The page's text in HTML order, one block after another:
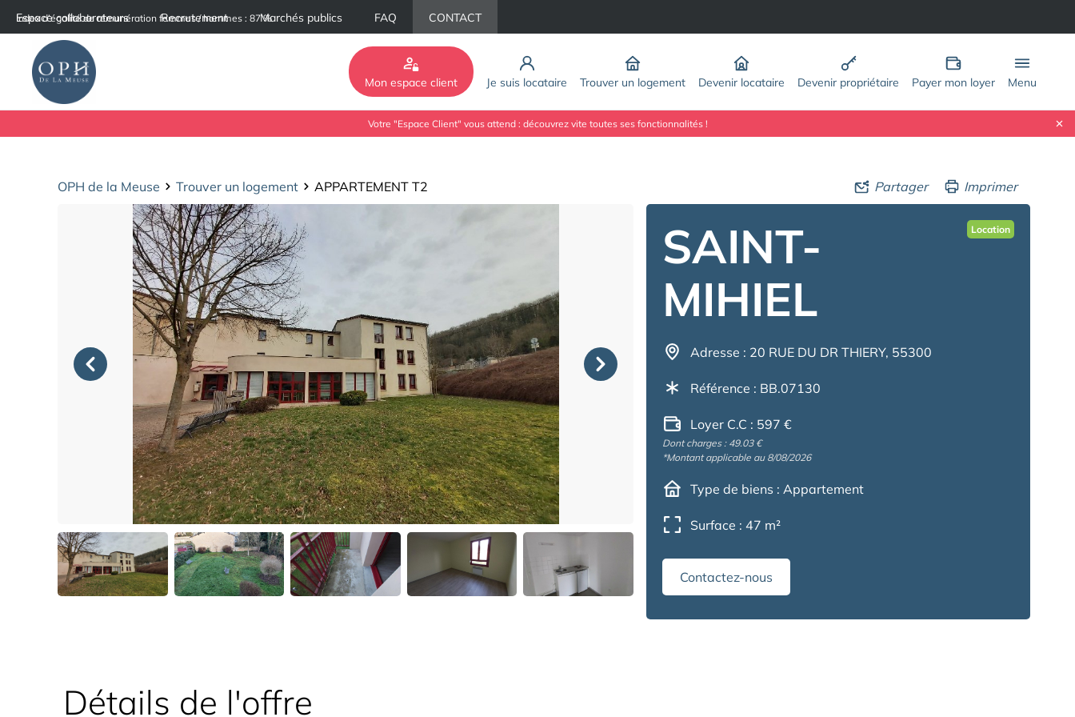
Index d’égalité de rémunération femmes / hommes : 87 %
Espace collaborateurs Recrutement Marchés publics FAQ CONTACT
Mon espace client Je suis locataire Trouver un logement Devenir locataire Devenir propriétaire Payer mon loyer Menu
Votre "Espace Client" vous attend : découvrez vite toutes ses fonctionnalités !
OPH de la Meuse Trouver un logement APPARTEMENT T2 Partager Imprimer
SAINT-
MIHIEL
Location
Adresse : 20 RUE DU DR THIERY, 55300
Référence : BB.07130
Loyer C.C : 597 €
Dont charges : 49.03 €
*Montant applicable au 8/08/2026
Type de biens : Appartement
Surface : 47 m²
Contactez-nous
Détails de l'offre